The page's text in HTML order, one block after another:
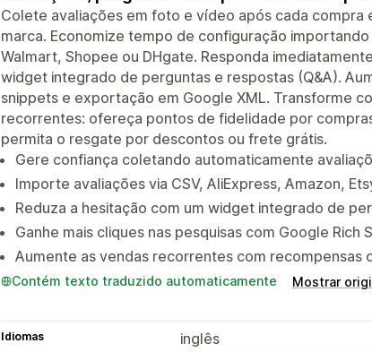
Colete avaliações em foto e vídeo após cada compra
marca. Economize tempo de configuração
Walmart, Shopee ou DHgate. Responda
widget integrado de perguntas e respostas (Q&A).
snippets e exportação em Google XML. Transforme
recorrentes: ofereça pontos de fidelidade por
permita o resgate por descontos ou frete grátis.
Gere confiança coletando automaticamente
Importe avaliações via CSV, AliExpress, Amazon,
Reduza a hesitação com um widget integrado de
Ganhe mais cliques nas pesquisas com Google
Aumente as vendas recorrentes com recompensas
Contém texto traduzido automaticamente Mostrar
Idiomas
inglês